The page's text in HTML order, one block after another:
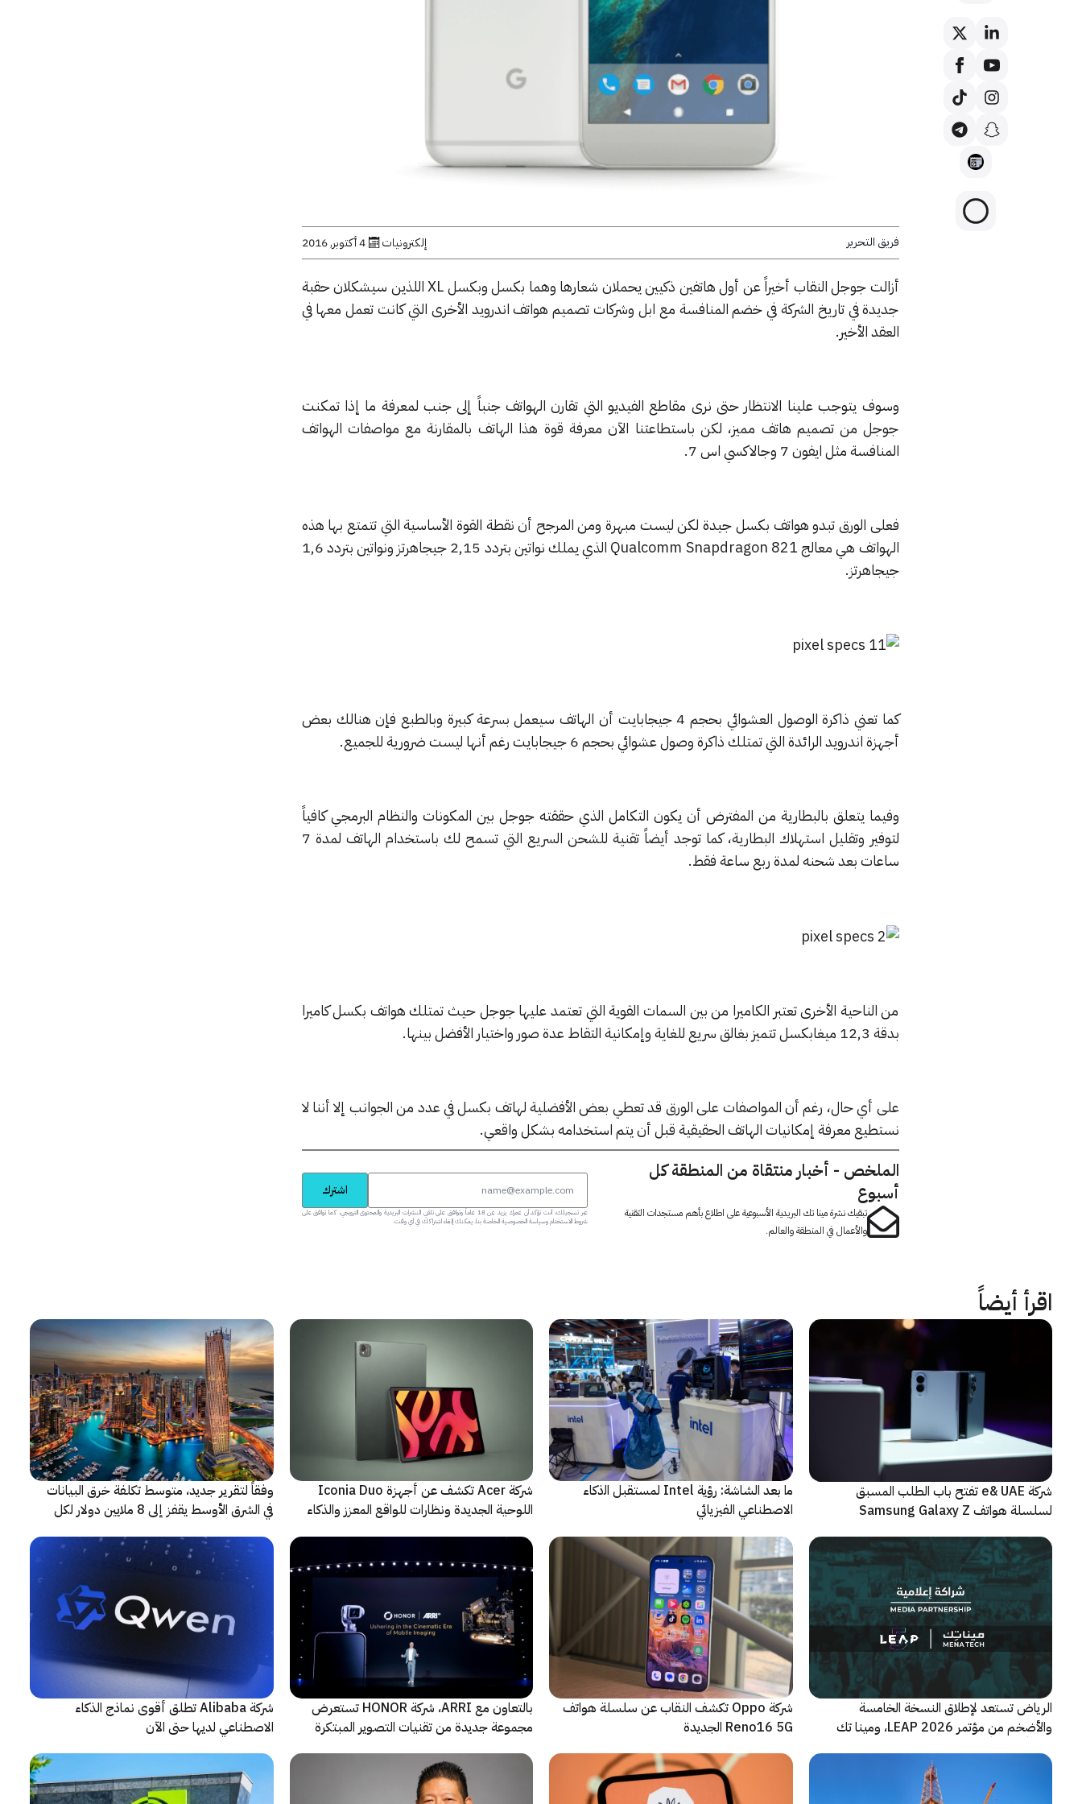
فريق التحرير إلكترونيات 4 أكتوبر, 2016
أزالت جوجل النقاب أخيراً عن أول هاتفين ذكيين يحملان شعارها وهما بكسل وبكسل XL اللذين سيشكلان حقبة
جديدة في تاريخ الشركة في خضم المنافسة مع ابل وشركات تصميم هواتف اندرويد الأخرى التي كانت تعمل معها في
العقد الأخير.
وسوف يتوجب علينا الانتظار حتى نرى مقاطع الفيديو التي تقارن الهواتف جنباً إلى جنب لمعرفة ما إذا تمكنت
جوجل من تصميم هاتف مميز، لكن باستطاعتنا الآن معرفة قوة هذا الهاتف بالمقارنة مع مواصفات الهواتف
المنافسة مثل ايفون 7 وجالاكسي اس 7.
فعلى الورق تبدو هواتف بكسل جيدة لكن ليست مبهرة ومن المرجح أن نقطة القوة الأساسية التي تتمتع بها هذه
الهواتف هي معالج Qualcomm Snapdragon 821 الذي يملك نواتين بتردد 2,15 جيجاهرتز ونواتين بتردد 1,6
جيجاهرتز.
كما تعني ذاكرة الوصول العشوائي بحجم 4 جيجابايت أن الهاتف سيعمل بسرعة كبيرة وبالطبع فإن هنالك بعض
أجهزة اندرويد الرائدة التي تمتلك ذاكرة وصول عشوائي بحجم 6 جيجابايت رغم أنها ليست ضرورية للجميع.
وفيما يتعلق بالبطارية من المفترض أن يكون التكامل الذي حققته جوجل بين المكونات والنظام البرمجي كافياً
لتوفير وتقليل استهلاك البطارية، كما توجد أيضاً تقنية للشحن السريع التي تسمح لك باستخدام الهاتف لمدة 7
ساعات بعد شحنه لمدة ربع ساعة فقط.
من الناحية الأخرى تعتبر الكاميرا من بين السمات القوية التي تعتمد عليها جوجل حيث تمتلك هواتف بكسل كاميرا
بدقة 12,3 ميغابكسل تتميز بغالق سريع للغاية وإمكانية التقاط عدة صور واختيار الأفضل بينها.
على أي حال، رغم أن المواصفات على الورق قد تعطي بعض الأفضلية لهاتف بكسل في عدد من الجوانب إلا أننا لا
نستطيع معرفة إمكانيات الهاتف الحقيقية قبل أن يتم استخدامه بشكل واقعي.
الملخص - أخبار منتقاة من المنطقة كل
أسبوع
تبقيك نشرة مينا تك البريدية الأسبوعية على اطلاع بأهم مستجدات التقنية
والأعمال في المنطقة والعالم.
اشترك
عبر تسجيلك، أنت تؤكد أن عمرك يزيد عن 18 عاماً وتوافق على تلقي النشرات البريدية والمحتوى الترويجي، كما توافق على
شروط الاستخدام وسياسة الخصوصية الخاصة بنا. يمكنك إلغاء اشتراكك في أي وقت.
اقرأ أيضاً
شركة e& UAE تفتح باب الطلب المسبق
لسلسلة هواتف Samsung Galaxy Z
ﻣا بعد الشاشة: رؤية Intel لمستقبل اﻟذﻛﺎء
الاصطناعي الفيزيائي
شركة Acer تكشف عن أجهزة Iconia Duo
اللوحية الجديدة ونظارات للواقع المعزز والذكاء
وفقاً لتقرير جديد، متوسط تكلفة خرق البيانات
في الشرق الأوسط يقفز إلى 8 ملايين دولار لكل
الرياض تستعد لإطلاق النسخة الخامسة
والأضخم من مؤتمر LEAP 2026، ومينا تك
شركة Oppo تكشف النقاب عن سلسلة هواتف
Reno16 5G الجديدة
بالتعاون مع ARRI، شركة HONOR تستعرض
مجموعة جديدة من تقنيات التصوير المبتكرة
شركة Alibaba تطلق أقوى نماذج الذكاء
الاصطناعي لديها حتى الآن